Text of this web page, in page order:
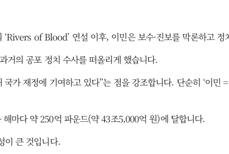
of Blood’ 연설 이후, 이민은 보수·진보를 막론하고
거의 공포 정치 수사를 떠올리게 했습니다.
재정에 기여하고 있다”는 점을 강조합니다. 단순히 ‘이민
마다 약 250억 파운드(약 43조5,000억 원)에 달합니다.
이 큰 것입니다.